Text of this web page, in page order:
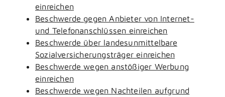
einreichen
Beschwerde gegen Anbieter von Internet-
und Telefonanschlüssen einreichen
Beschwerde über landesunmittelbare
Sozialversicherungsträger einreichen
Beschwerde wegen anstößiger Werbung
einreichen
Beschwerde wegen Nachteilen aufgrund